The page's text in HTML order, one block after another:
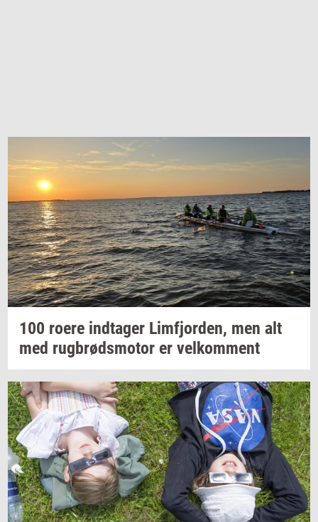
100 roere ind­ta­ger Lim­fjor­den, men alt
med rug­brøds­mo­tor er vel­kom­ment